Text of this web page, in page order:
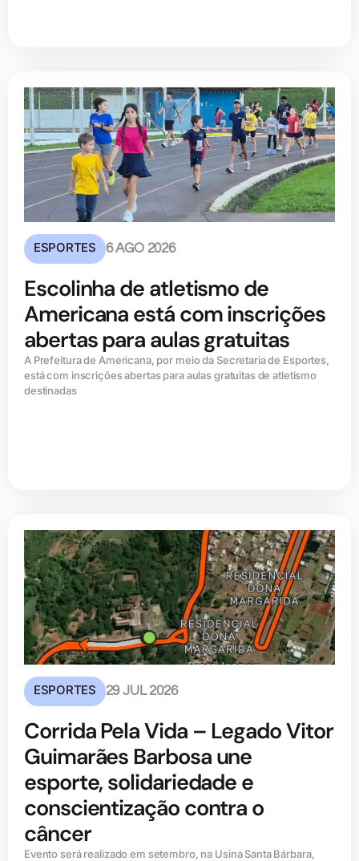
ESPORTES 6 AGO 2026
Escolinha de atletismo de
Americana está com inscrições
abertas para aulas gratuitas
A Prefeitura de Americana, por meio da Secretaria de Esportes,
está com inscrições abertas para aulas gratuitas de atletismo
destinadas
ESPORTES 29 JUL 2026
Corrida Pela Vida – Legado Vitor
Guimarães Barbosa une
esporte, solidariedade e
conscientização contra o
câncer
Evento será realizado em setembro, na Usina Santa Bárbara,